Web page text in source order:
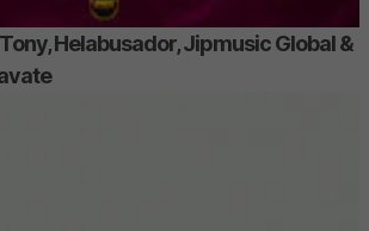
Helabusador, Jipmusic Global &